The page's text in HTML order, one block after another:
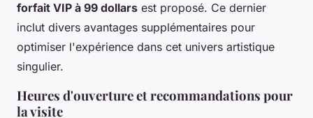
forfait VIP à 99 dollars est proposé. Ce dernier
inclut divers avantages supplémentaires pour
optimiser l'expérience dans cet univers artistique
singulier.
Heures d'ouverture et recommandations pour
la visite